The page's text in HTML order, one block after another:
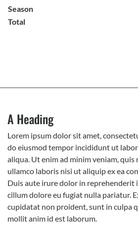
Season
Total
A Heading
Lorem ipsum dolor sit amet,
do eiusmod tempor incididunt ut
aliqua. Ut enim ad minim veniam,
ullamco laboris nisi ut aliquip ex ea
Duis aute irure dolor in reprehenderit
cillum dolore eu fugiat nulla pariatur.
cupidatat non proident, sunt in culpa
mollit anim id est laborum.